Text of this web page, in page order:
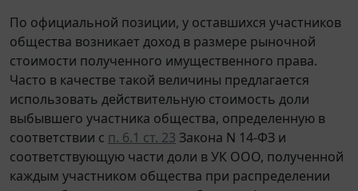
По официальной позиции, у оставшихся участников
общества возникает доход в размере рыночной
стоимости полученного имущественного права.
Часто в качестве такой величины предлагается
использовать действительную стоимость доли
выбывшего участника общества, определенную в
соответствии с п. 6.1 ст. 23 Закона N 14-ФЗ и
соответствующую части доли в УК ООО, полученной
каждым участником общества при распределении